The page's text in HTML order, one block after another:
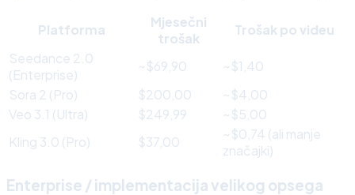
Platforma
Mjesečni
trošak
Trošak po videu
Seedance 2.0
(Enterprise)
~$69,90
~$1,40
Sora 2 (Pro)
$200,00
~$4,00
Veo 3.1 (Ultra)
$249,99
~$5,00
Kling 3.0 (Pro)
$37,00
~$0,74 (ali manje
značajki)
Enterprise / implementacija velikog opsega